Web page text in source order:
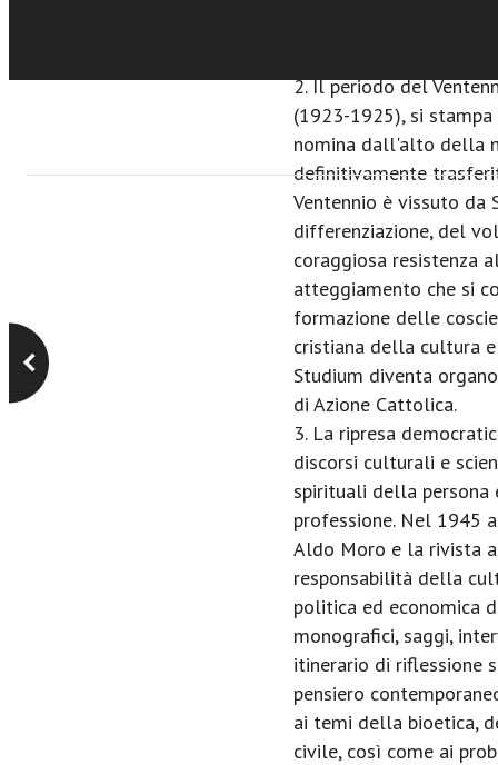
2. Il periodo del
(1923-1925), si
nomina dall'alto della
definitivamente
Ventennio è vissuto
differenziazione, del
coraggiosa resistenza
atteggiamento che si
formazione delle
cristiana della cultura
Studium diventa
di Azione Cattolica.
3. La ripresa
discorsi culturali e
spirituali della
professione. Nel 1945
Aldo Moro e la rivista
responsabilità della
politica ed economica
monografici, saggi,
itinerario di riflessione
pensiero
ai temi della bioetica,
civile, così come ai